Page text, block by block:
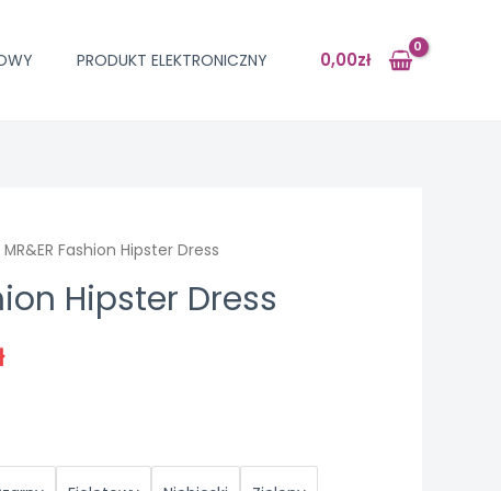
PRODUKT ELEKTRONICZNY 0,00zł
Fashion Hipster Dress
Hipster Dress